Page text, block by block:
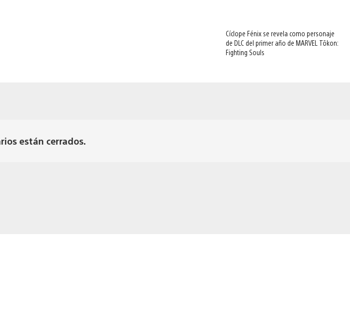
Cíclope Fénix se revela como personaje
de DLC del primer año de MARVEL Tōkon:
Fighting Souls
están cerrados.